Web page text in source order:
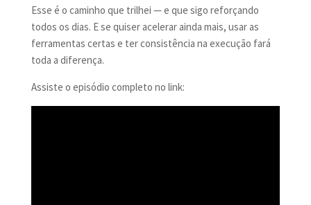
Esse é o caminho que trilhei — e que sigo reforçando
todos os dias. E se quiser acelerar ainda mais, usar as
ferramentas certas e ter consistência na execução fará
toda a diferença.
Assiste o episódio completo no link: